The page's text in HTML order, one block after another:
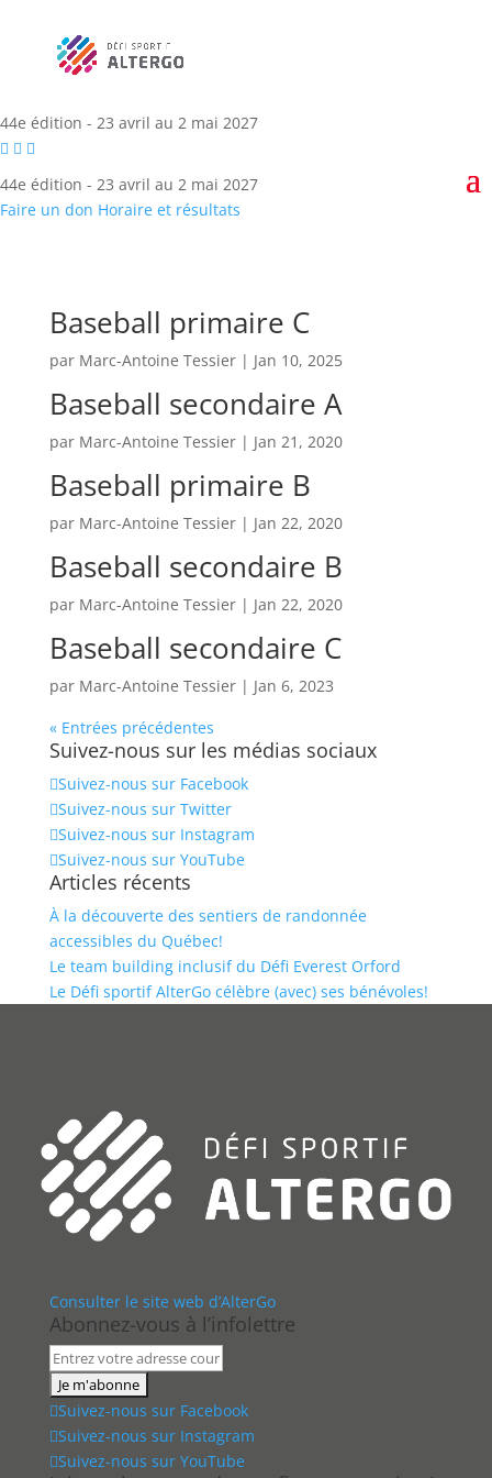
44e édition - 23 avril au 2 mai 2027
44e édition - 23 avril au 2 mai 2027
Faire un don Horaire et résultats
Baseball primaire C
par Marc-Antoine Tessier| Jan 10, 2025
Baseball secondaire A
par Marc-Antoine Tessier| Jan 21, 2020
Baseball primaire B
par Marc-Antoine Tessier| Jan 22, 2020
Baseball secondaire B
par Marc-Antoine Tessier| Jan 22, 2020
Baseball secondaire C
par Marc-Antoine Tessier| Jan 6, 2023
« Entrées précédentes
Suivez-nous sur les médias sociaux
Suivez-nous sur Facebook
Suivez-nous sur Twitter
Suivez-nous sur Instagram
Suivez-nous sur YouTube
Articles récents
À la découverte des sentiers de randonnée
accessibles du Québec!
Le team building inclusif du Défi Everest Orford
Le Défi sportif AlterGo célèbre (avec) ses bénévoles!
Consulter le site web d’AlterGo
Abonnez-vous à l’infolettre
Suivez-nous sur Facebook
Suivez-nous sur Instagram
Suivez-nous sur YouTube